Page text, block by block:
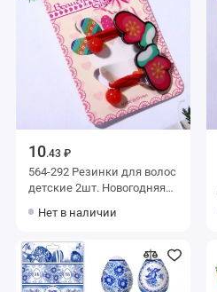
10.43 ₽
564-292 Резинки для волос
детские 2шт. Новогодняя
красный, d-9см
Нет в наличии